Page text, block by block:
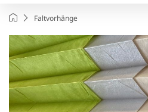
durchsuchen
StartseiteFaltvorhänge